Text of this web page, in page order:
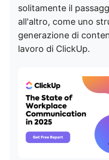
solitamente il
all'altro, come uno
generazione di
lavoro di ClickUp.